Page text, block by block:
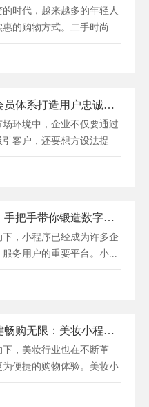
时代，越来越多的年轻人
的购物方式。二手时尚...
破壁升级：揭秘会员体系打造用户忠诚度的秘密法则
环境中，企业不仅要通过
客户，还要想方设法提
探秘小程序乐园：手把手带你锻造数字魔法
，小程序已经成为许多企
务用户的重要平台。小...
彩妆指尖舞，一键畅购无限：美妆小程序商城新体验
，美妆行业也在不断革
便捷的购物体验。美妆小